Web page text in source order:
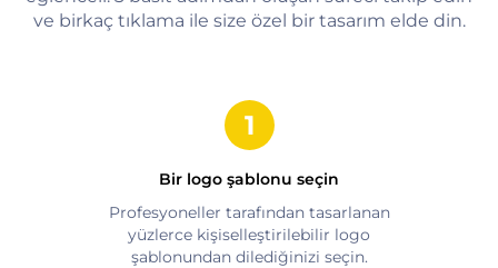
ve birkaç tıklama ile size özel bir tasarım elde din.
Bir logo şablonu seçin
Profesyoneller tarafından tasarlanan
yüzlerce kişiselleştirilebilir logo
şablonundan dilediğinizi seçin.